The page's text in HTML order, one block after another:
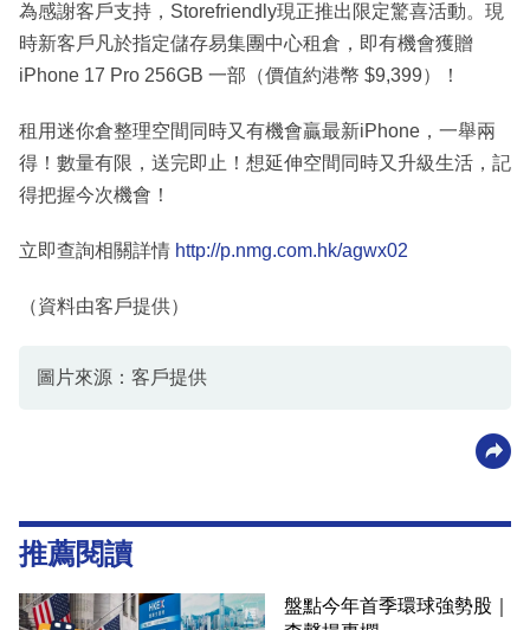
為感謝客戶支持，Storefriendly現正推出限定驚喜活動。現
時新客戶凡於指定儲存易集團中心租倉，即有機會獲贈
iPhone 17 Pro 256GB 一部（價值約港幣 $9,399）！
租用迷你倉整理空間同時又有機會贏最新iPhone，一舉兩
得！數量有限，送完即止！想延伸空間同時又升級生活，記
得把握今次機會！
立即查詢相關詳情 http://p.nmg.com.hk/agwx02
（資料由客戶提供）
圖片來源：客戶提供
推薦閱讀
盤點今年首季環球強勢股｜